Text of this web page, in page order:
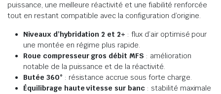
puissance, une meilleure réactivité et une fiabilité renforcée
tout en restant compatible avec la configuration d’origine.
Niveaux d’hybridation 2 et 2+ : flux d’air optimisé pour
une montée en régime plus rapide.
Roue compresseur gros débit MFS : amélioration
notable de la puissance et de la réactivité.
Butée 360° : résistance accrue sous forte charge.
Équilibrage haute vitesse sur banc : stabilité maximale